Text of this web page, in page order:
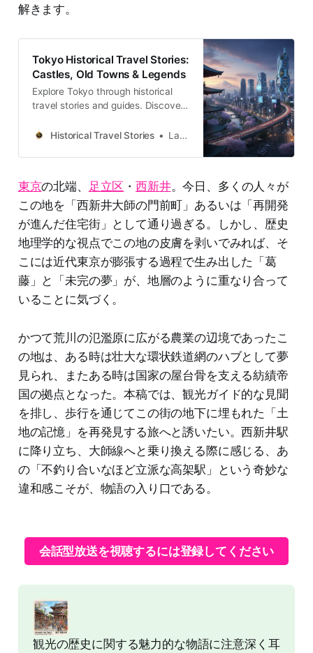
解きます。
Tokyo Historical Travel Stories:
Castles, Old Towns & Legends
Explore Tokyo through historical
travel stories and guides. Discover
legends across the country.
Historical Travel Stories Lawrence
東京の北端、 足立区 ・西新井。今日、多くの人々が
この地を「西新井大師の門前町」あるいは「再開発
が進んだ住宅街」として通り過ぎる。しかし、歴史
地理学的な視点でこの地の皮膚を剥いでみれば、そ
こには近代東京が膨張する過程で生み出した「葛
藤」と「未完の夢」が、地層のように重なり合って
いることに気づく。
かつて荒川の氾濫原に広がる農業の辺境であったこ
の地は、ある時は壮大な環状鉄道網のハブとして夢
見られ、またある時は国家の屋台骨を支える紡績帝
国の拠点となった。本稿では、観光ガイド的な見聞
を排し、歩行を通じてこの街の地下に埋もれた「土
地の記憶」を再発見する旅へと誘いたい。西新井駅
に降り立ち、大師線へと乗り換える際に感じる、あ
の「不釣り合いなほど立派な高架駅」という奇妙な
違和感こそが、物語の入り口である。
会話型放送を視聴するには登録してください
観光の歴史に関する魅力的な物語に注意深く耳